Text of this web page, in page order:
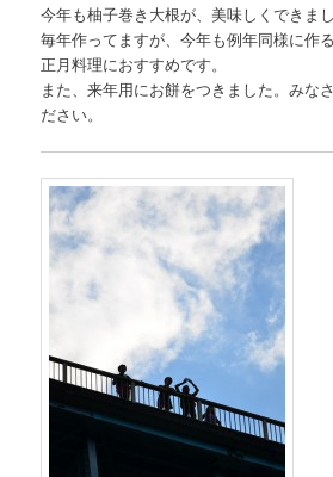
今年も柚子巻き大根が、美味しくできまし
毎年作ってますが、今年も例年同様に作
正月料理におすすめです。
また、来年用にお餅をつきました。みな
ださい。